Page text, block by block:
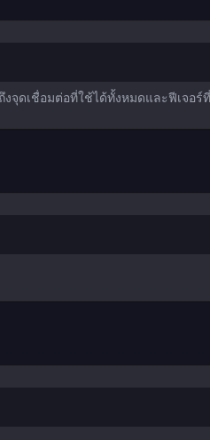
จุดเชื่อมต่อที่ใช้ได้ทั้งหมดและฟีเจอร์